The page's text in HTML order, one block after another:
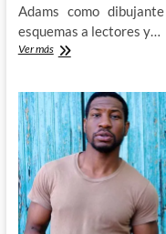
Adams como
esquemas a lectores y…
Ver másEl
de
Neal
Adams
y
la
Visión:
La
semana